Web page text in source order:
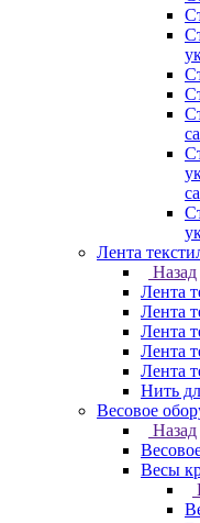
Лента
Назад
Лента
Лента
Лента
Лента
Лента
Нить
Весовое
Назад
Весы